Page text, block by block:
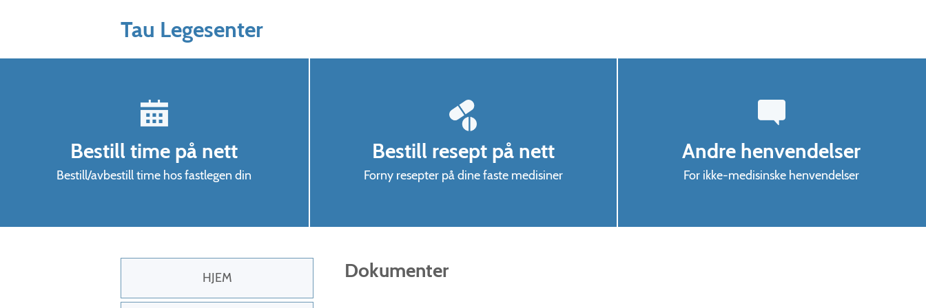
Tau Legesenter
Bestill time på nett
Bestill/avbestill time hos fastlegen din
Bestill resept på nett
Forny resepter på dine faste medisiner
Andre henvendelser
For ikke-medisinske henvendelser
HJEM Dokumenter